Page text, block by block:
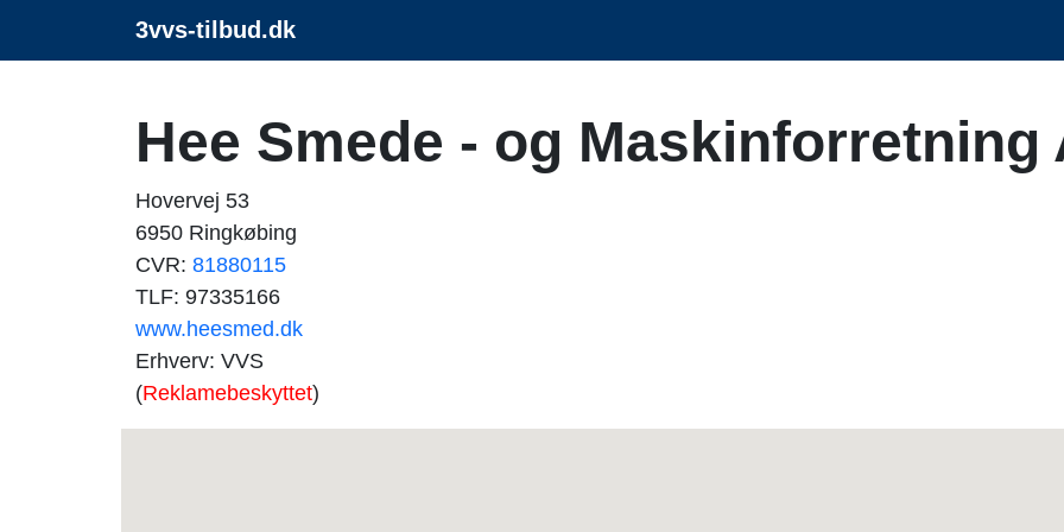
3vvs-tilbud.dk
Hee Smede - og Maskinforretning
Hovervej 53
6950 Ringkøbing
CVR: 81880115
TLF: 97335166
www.heesmed.dk
Erhverv: VVS
(Reklamebeskyttet)